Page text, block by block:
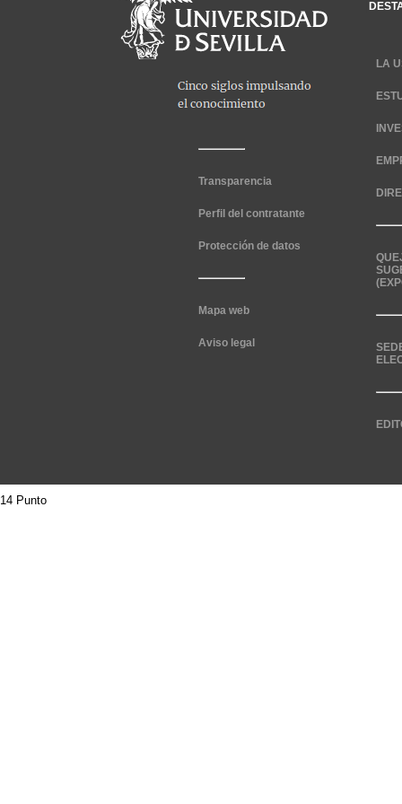
Transparencia
Perfil del contratante
Protección de datos
Mapa web
Aviso legal
LA
14 Punto